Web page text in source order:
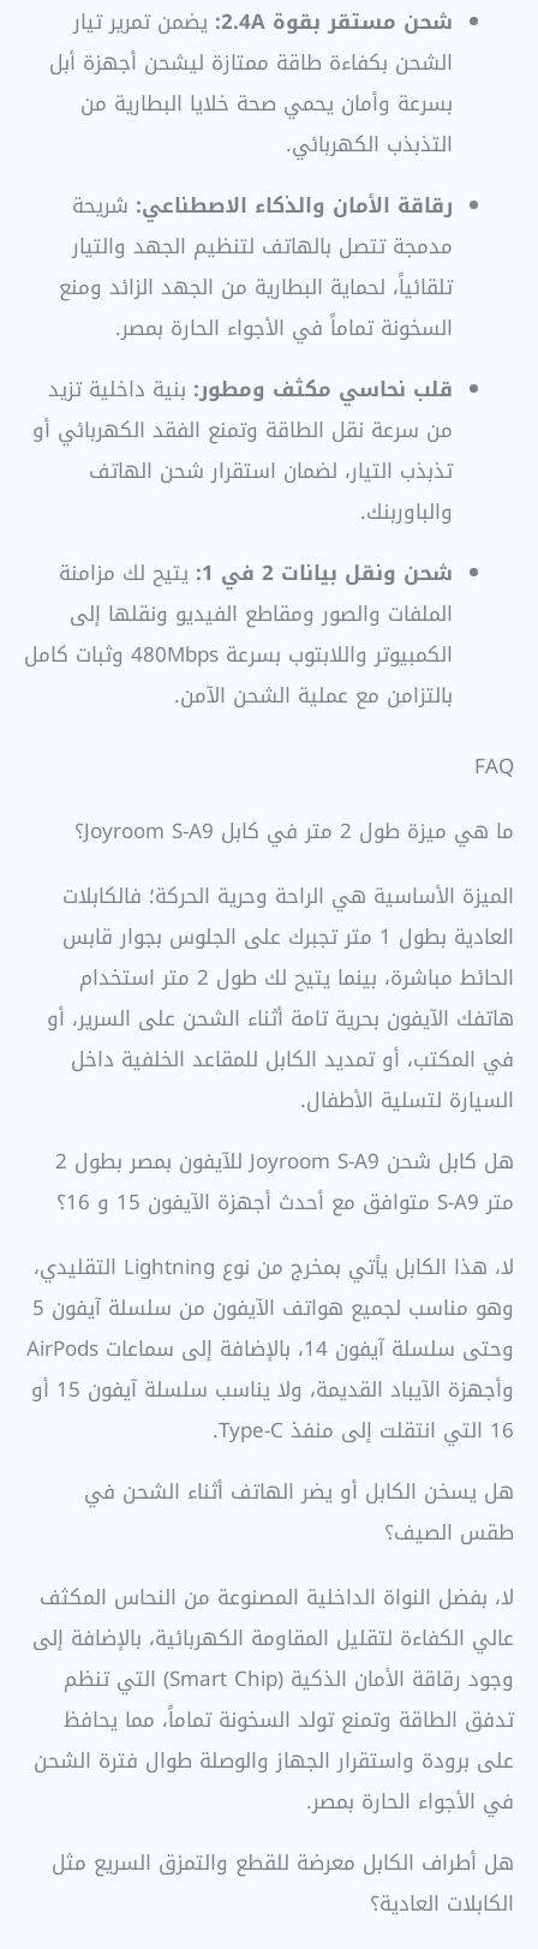
شحن مستقر بقوة 2.4A:
يضمن تمرير تيار
الشحن بكفاءة طاقة ممتازة ليشحن أجهزة أبل
بسرعة وأمان يحمي صحة خلايا البطارية من
التذبذب الكهربائي.
رقاقة الأمان والذكاء الاصطناعي: شريحة
مدمجة تتصل بالهاتف لتنظيم الجهد والتيار
تلقائياً، لحماية البطارية من الجهد الزائد ومنع
السخونة تماماً في الأجواء الحارة بمصر.
قلب نحاسي مكثف ومطور: بنية داخلية تزيد
من سرعة نقل الطاقة وتمنع الفقد الكهربائي أو
تذبذب التيار، لضمان استقرار شحن الهاتف
والباوربنك.
شحن ونقل بيانات 2 في 1:
يتيح لك مزامنة
الملفات والصور ومقاطع الفيديو ونقلها إلى
الكمبيوتر واللابتوب بسرعة 480Mbps وثبات كامل
بالتزامن مع عملية الشحن الآمن.
FAQ
ما هي ميزة طول 2 متر في كابل Joyroom S-A9؟
الميزة الأساسية هي الراحة وحرية الحركة؛ فالكابلات
العادية بطول 1 متر تجبرك على الجلوس بجوار قابس
الحائط مباشرة، بينما يتيح لك طول 2 متر استخدام
هاتفك الآيفون بحرية تامة أثناء الشحن على السرير، أو
في المكتب، أو تمديد الكابل للمقاعد الخلفية داخل
السيارة لتسلية الأطفال.
هل كابل شحن Joyroom S-A9 للآيفون بمصر بطول 2
متر S-A9 متوافق مع أحدث أجهزة الآيفون 15 و 16؟
لا، هذا الكابل يأتي بمخرج من نوع Lightning التقليدي،
وهو مناسب لجميع هواتف الآيفون من سلسلة آيفون 5
وحتى سلسلة آيفون 14، بالإضافة إلى سماعات AirPods
وأجهزة الآيباد القديمة، ولا يناسب سلسلة آيفون 15 أو
16 التي انتقلت إلى منفذ Type-C.
هل يسخن الكابل أو يضر الهاتف أثناء الشحن في
طقس الصيف؟
لا، بفضل النواة الداخلية المصنوعة من النحاس المكثف
عالي الكفاءة لتقليل المقاومة الكهربائية، بالإضافة إلى
وجود رقاقة الأمان الذكية (Smart Chip) التي تنظم
تدفق الطاقة وتمنع تولد السخونة تماماً، مما يحافظ
على برودة واستقرار الجهاز والوصلة طوال فترة الشحن
في الأجواء الحارة بمصر.
هل أطراف الكابل معرضة للقطع والتمزق السريع مثل
الكابلات العادية؟